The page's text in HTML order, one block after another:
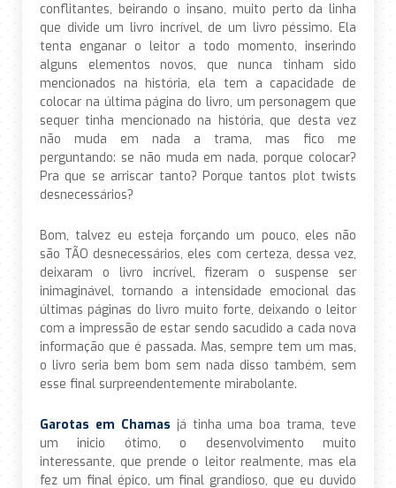
conflitantes, beirando o insano, muito perto da linha
que divide um livro incrível, de um livro péssimo. Ela
tenta enganar o leitor a todo momento, inserindo
alguns elementos novos, que nunca tinham sido
mencionados na história, ela tem a capacidade de
colocar na última página do livro, um personagem que
sequer tinha mencionado na história, que desta vez
não muda em nada a trama, mas fico me
perguntando: se não muda em nada, porque colocar?
Pra que se arriscar tanto? Porque tantos plot twists
desnecessários?
Bom, talvez eu esteja forçando um pouco, eles não
são TÃO desnecessários, eles com certeza, dessa vez,
deixaram o livro incrível, fizeram o suspense ser
inimaginável, tornando a intensidade emocional das
últimas páginas do livro muito forte, deixando o leitor
com a impressão de estar sendo sacudido a cada nova
informação que é passada. Mas, sempre tem um mas,
o livro seria bem bom sem nada disso também, sem
esse final surpreendentemente mirabolante.
Garotas em Chamas já tinha uma boa trama, teve
um inicio ótimo, o desenvolvimento muito
interessante, que prende o leitor realmente, mas ela
fez um final épico, um final grandioso, que eu duvido